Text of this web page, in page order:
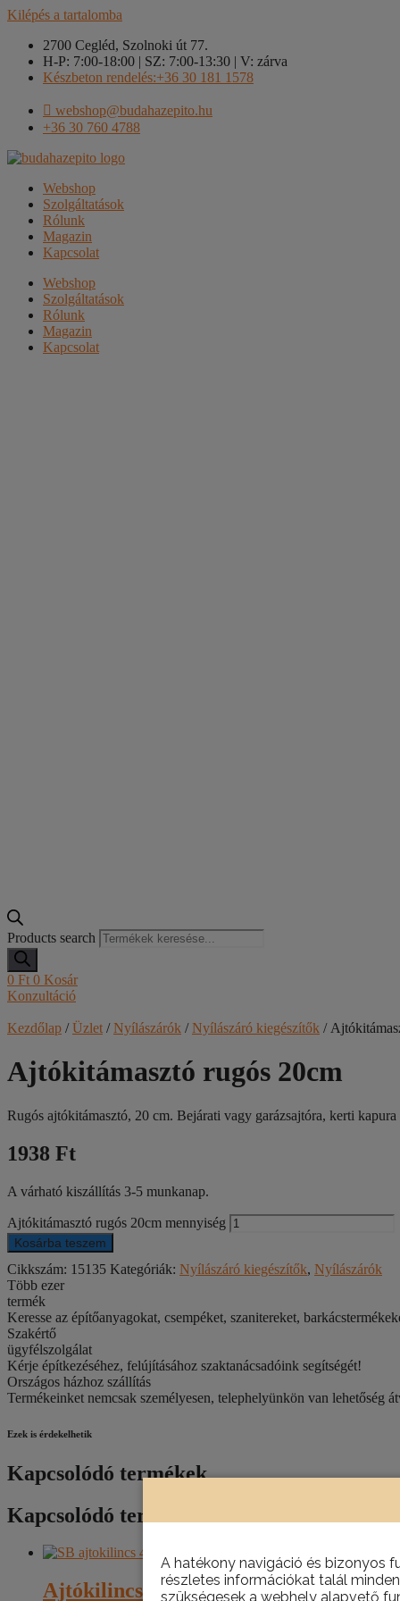
A hatékony navigáció és bizonyos
részletes információkat talál
szükségesek a webhely alapvető
Kilépés a tartalomba
2700 Cegléd, Szolnoki út 77.
H-P: 7:00-18:00 | SZ: 7:00-13:30 | V: zárva
Készbeton rendelés:+36 30 181 1578
webshop@budahazepito.hu
+36 30 760 4788
Webshop
Szolgáltatások
Rólunk
Magazin
Kapcsolat
Webshop
Szolgáltatások
Rólunk
Magazin
Kapcsolat
Products search
0 Ft 0 Kosár
Konzultáció
Kezdőlap /Üzlet /Nyílászárók /Nyílászáró kiegészítők /
Ajtókitámasztó rugós 20cm
Rugós ajtókitámasztó, 20 cm. Bejárati vagy garázsajtóra, kerti
1938 Ft
A várható kiszállítás 3-5 munkanap.
Ajtókitámasztó rugós 20cm mennyiség
Kosárba teszem
Cikkszám: 15135 Kategóriák: Nyílászáró kiegészítők, Nyílászárók
Több ezer
termék
Keresse az építőanyagokat, csempéket, szanitereket,
Szakértő
ügyfélszolgálat
Kérje építkezéséhez, felújításához szaktanácsadóink segítségét!
Országos házhoz szállítás
Termékeinket nemcsak személyesen, telephelyünkön van lehetőség
Ezek is érdekelhetik
Kapcsolódó termékek
Kapcsolódó termékek
Ajtókilincs 410/F2 eloxált